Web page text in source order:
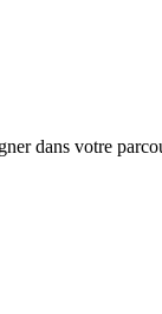
dans votre